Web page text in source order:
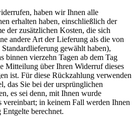
haben wir Ihnen alle
erhalten haben, einschließlich der
der zusätzlichen Kosten, die sich
andere Art der Lieferung als die von
gewählt haben),
binnen vierzehn Tagen ab dem Tag
Mitteilung über Ihren Widerruf dieses
ist. Für diese Rückzahlung verwenden
das Sie bei der ursprünglichen
es sei denn, mit Ihnen wurde
vereinbart; in keinem Fall werden Ihnen
berechnet.